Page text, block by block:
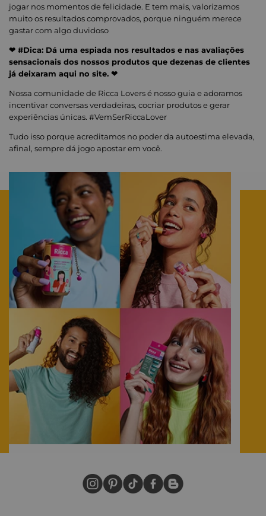
jogar nos momentos de felicidade. E tem mais, valorizamos
muito os resultados comprovados, porque ninguém merece
gastar com algo duvidoso
❤ #Dica: Dá uma espiada nos resultados e nas avaliações
sensacionais dos nossos produtos que dezenas de clientes
já deixaram aqui no site. ❤
Nossa comunidade de Ricca Lovers é nosso guia e adoramos
incentivar conversas verdadeiras, cocriar produtos e gerar
experiências únicas. #VemSerRiccaLover
Tudo isso porque acreditamos no poder da autoestima elevada,
afinal, sempre dá jogo apostar em você.